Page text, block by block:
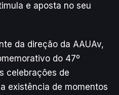
e aposta no seu
da direção da AAUAv,
do 47º
celebrações de
existência de momentos